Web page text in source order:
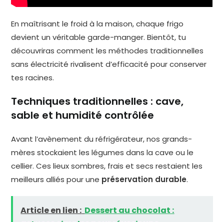
En maîtrisant le froid à la maison, chaque frigo
devient un véritable garde-manger. Bientôt, tu
découvriras comment les méthodes traditionnelles
sans électricité rivalisent d’efficacité pour conserver
tes racines.
Techniques traditionnelles : cave,
sable et humidité contrôlée
Avant l’avènement du réfrigérateur, nos grands-
mères stockaient les légumes dans la cave ou le
cellier. Ces lieux sombres, frais et secs restaient les
meilleurs alliés pour une préservation durable.
Article en lien : Dessert au chocolat :